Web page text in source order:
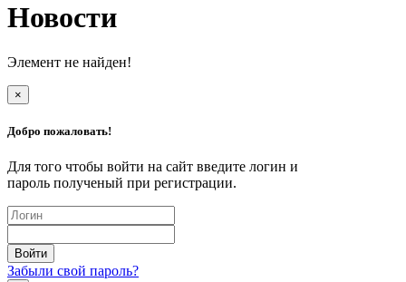
Новости
Элемент не найден!
×
Добро пожаловать!
Для того чтобы войти на сайт введите логин и
пароль полученый при регистрации.
Забыли свой пароль?